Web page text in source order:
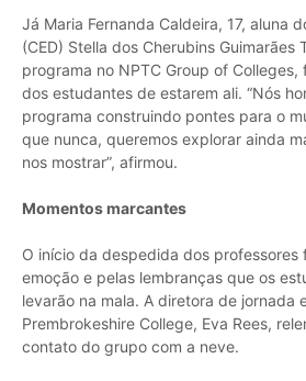
Já Maria Fernanda Caldeira, 17, aluna
(CED) Stella dos Cherubins
programa no NPTC Group of
dos estudantes de estarem ali. “Nós
programa construindo pontes para o
que nunca, queremos explorar ainda
nos mostrar”, afirmou.
Momentos marcantes
O início da despedida dos professores
emoção e pelas lembranças que os
levarão na mala. A diretora de jornada
Prembrokeshire College, Eva Rees,
contato do grupo com a neve.